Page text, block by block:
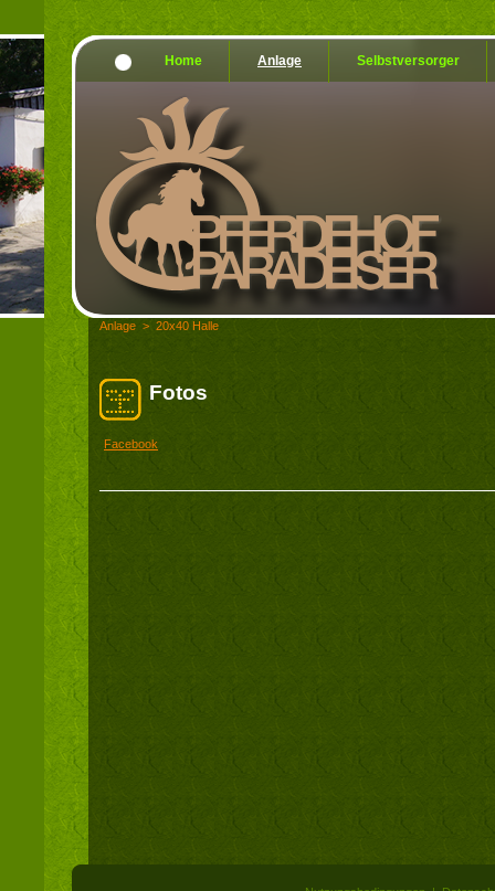
Home Anlage Selbstversorger
Anlage > 20x40 Halle
Fotos
Facebook